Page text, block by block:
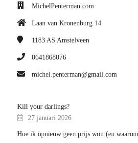
MichelPenterman.com
Laan van Kronenburg 14
1183 AS Amstelveen
0641868076
michel.penterman@gmail.com
Kill your darlings?
27 januari 2026
Hoe ik opnieuw geen prijs won (en